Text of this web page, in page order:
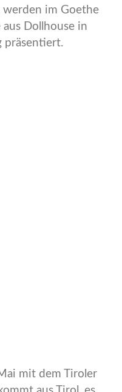
werden im Goethe
Dollhouse in
präsentiert.
mit dem Tiroler